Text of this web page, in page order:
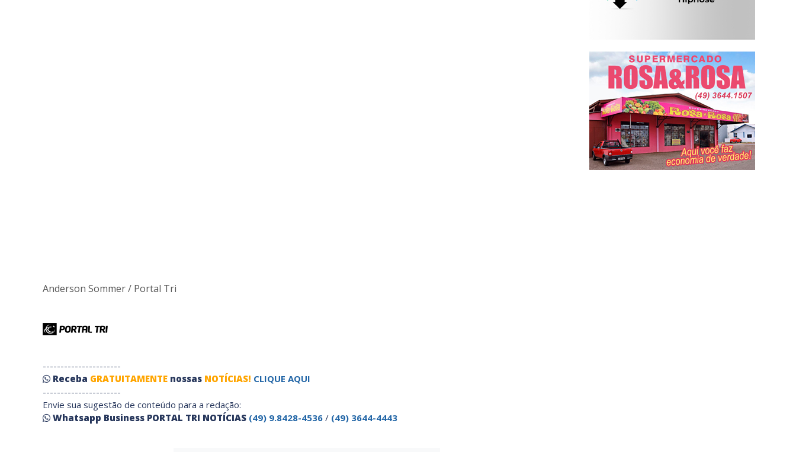
Anderson Sommer / Portal Tri
----------------------
Receba GRATUITAMENTE nossas NOTÍCIAS! CLIQUE AQUI
----------------------
Envie sua sugestão de conteúdo para a redação:
Whatsapp Business PORTAL TRI NOTÍCIAS (49) 9.8428-4536 / (49) 3644-4443